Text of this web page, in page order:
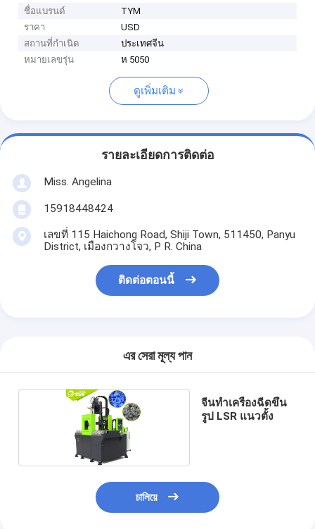
ชื่อแบรนด์
TYM
ราคา
USD
สถานที่กำเนิด
ประเทศจีน
หมายเลขรุ่น
ห 5050
ดูเพิ่มเติม
รายละเอียดการติดต่อ
Miss. Angelina
15918448424
เลขที่ 115 Haichong Road, Shiji Town, 511450, Panyu
District, เมืองกวางโจว, P R. China
ติดต่อตอนนี้
এর সেরা মূল্য পান
จีนทำเครื่องฉีดขึ้น
รูป LSR แนวตั้ง
চালিয়ে